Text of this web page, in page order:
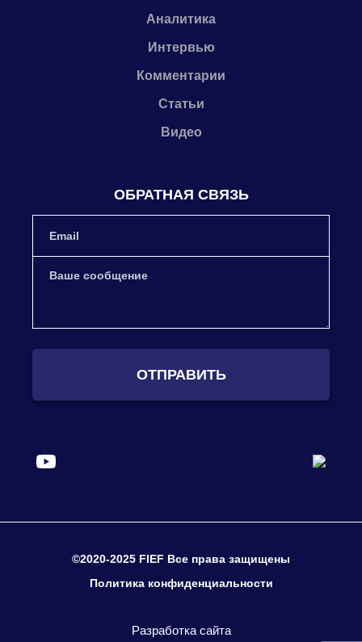
Аналитика
Интервью
Комментарии
Статьи
Видео
ОБРАТНАЯ СВЯЗЬ
ОТПРАВИТЬ
©2020-2025 FIEF Все права защищены
Политика конфиденциальности
Разработка сайта